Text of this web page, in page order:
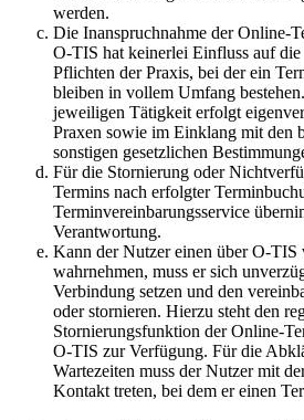
werden.
Die Inanspruchnahme der Online-
O-TIS hat keinerlei Einfluss auf
Pflichten der Praxis, bei der ein
bleiben in vollem Umfang
jeweiligen Tätigkeit erfolgt
Praxen sowie im Einklang mit den
sonstigen gesetzlichen
Für die Stornierung oder
Termins nach erfolgter
Terminvereinbarungsservice
Verantwortung.
Kann der Nutzer einen über O-TIS
wahrnehmen, muss er sich
Verbindung setzen und den
oder stornieren. Hierzu steht den
Stornierungsfunktion der Online-
O-TIS zur Verfügung. Für die
Wartezeiten muss der Nutzer mit
Kontakt treten, bei dem er einen